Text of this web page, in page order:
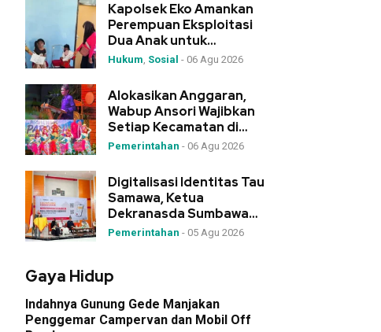
Kapolsek Eko Amankan
Perempuan Eksploitasi
Dua Anak untuk
Mengemis, Serahkan ke
Hukum, Sosial - 06 Agu 2026
Alokasikan Anggaran,
Wabup Ansori Wajibkan
Setiap Kecamatan di
Sumbawa Gelar Festival
Pemerintahan - 06 Agu 2026
Digitalisasi Identitas Tau
Samawa, Ketua
Dekranasda Sumbawa
Launching Aplikasi Kre
Pemerintahan - 05 Agu 2026
Gaya Hidup
Indahnya Gunung Gede Manjakan
Penggemar Campervan dan Mobil Off